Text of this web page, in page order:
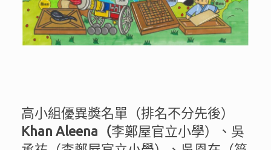
高小組優異獎名單（排名不分先後）
Khan Aleena（李鄭屋官立小學）、吳